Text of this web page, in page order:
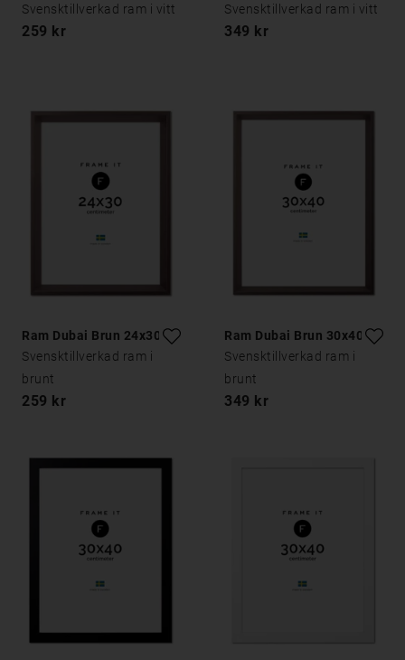
Svensktillverkad ram i vitt
259 kr
Svensktillverkad ram i vitt
349 kr
Ram Dubai Brun 24x30
Svensktillverkad ram i
brunt
259 kr
Ram Dubai Brun 30x40
Svensktillverkad ram i
brunt
349 kr